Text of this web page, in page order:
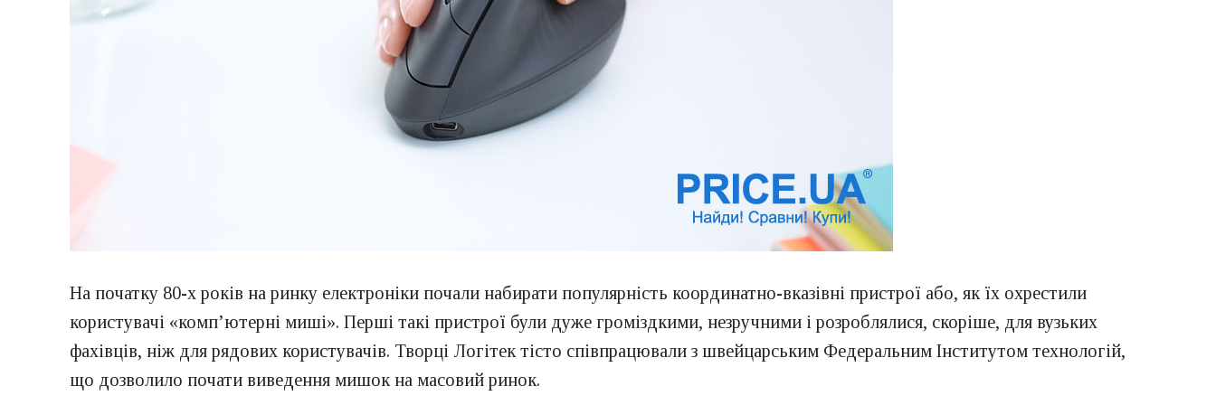
На початку 80-х років на ринку електроніки почали набирати популярність координатно-вказівні пристрої або, як їх охрестили
користувачі «комп’ютерні миші». Перші такі пристрої були дуже громіздкими, незручними і розроблялися, скоріше, для вузьких
фахівців, ніж для рядових користувачів. Творці Логітек тісто співпрацювали з швейцарським Федеральним Інститутом технологій,
що дозволило почати виведення мишок на масовий ринок.